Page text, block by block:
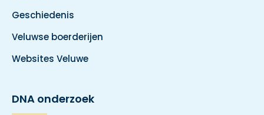
Geschiedenis
Veluwse boerderijen
Websites Veluwe
DNA onderzoek